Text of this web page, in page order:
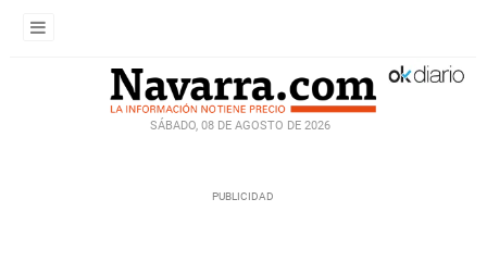
SÁBADO, 08 DE AGOSTO DE 2026